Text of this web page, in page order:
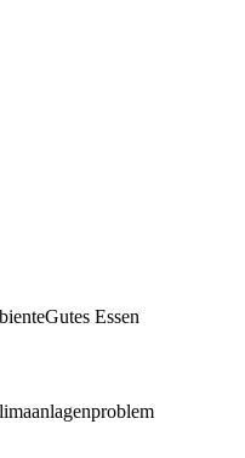
Gutes Essen